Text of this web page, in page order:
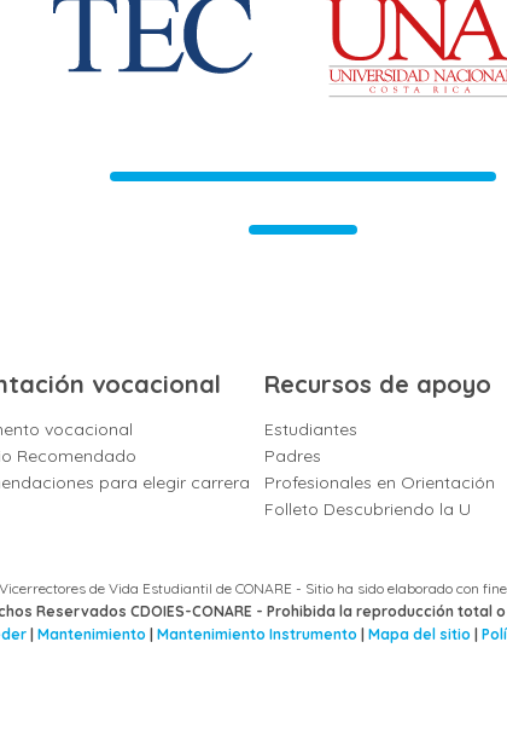
vocacional
vocacional
Recomendado
para elegir carrera
Recursos de apoyo
Estudiantes
Padres
Profesionales en Orientación
Folleto Descubriendo la U
de Vida Estudiantil de CONARE - Sitio ha sido elaborado con
Reservados CDOIES-CONARE - Prohibida la reproducción total
|Mantenimiento |Mantenimiento Instrumento |Mapa del sitio |